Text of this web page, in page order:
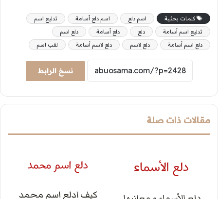
كلمات بحثية اسم دلع اسم دلع أسامة
تدليع اسم
تدليع اسم أسامة
دلع دلع أسامة
دلع اسم
دلع اسم أسامة
دلع لاسم دلع لاسم أسامة لقب اسم
نسخ الرابط
مقالات ذات صلة